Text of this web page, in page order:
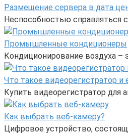
Размещение сервера в дата
Неспособностью справляться
Промышленные кондиционеры
Кондиционирование воздуха –
Что такое видеорегистратор и
Купить видеорегистратор
Как выбрать веб-камеру?
Цифровое устройство,